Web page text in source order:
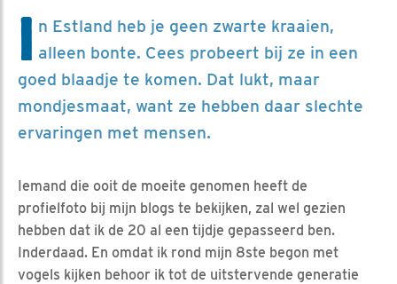
I n Estland heb je geen zwarte kraaien,
alleen bonte. Cees probeert bij ze in een
goed blaadje te komen. Dat lukt, maar
mondjesmaat, want ze hebben daar slechte
ervaringen met mensen.
Iemand die ooit de moeite genomen heeft de
profielfoto bij mijn blogs te bekijken, zal wel gezien
hebben dat ik de 20 al een tijdje gepasseerd ben.
Inderdaad. En omdat ik rond mijn 8ste begon met
vogels kijken behoor ik tot de uitstervende generatie